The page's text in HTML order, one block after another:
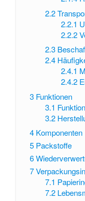
2.2
2.2.1
2.2.2
2.3
2.4
2.4.1
2.4.2
3 Funktionen
3.1
3.2
4 Komponenten
5 Packstoffe
6
7
7.1
7.2